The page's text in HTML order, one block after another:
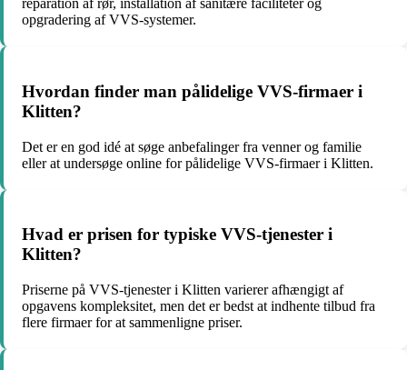
reparation af rør, installation af sanitære faciliteter og
opgradering af VVS-systemer.
Hvordan finder man pålidelige VVS-firmaer i
Klitten?
Det er en god idé at søge anbefalinger fra venner og familie
eller at undersøge online for pålidelige VVS-firmaer i Klitten.
Hvad er prisen for typiske VVS-tjenester i
Klitten?
Priserne på VVS-tjenester i Klitten varierer afhængigt af
opgavens kompleksitet, men det er bedst at indhente tilbud fra
flere firmaer for at sammenligne priser.